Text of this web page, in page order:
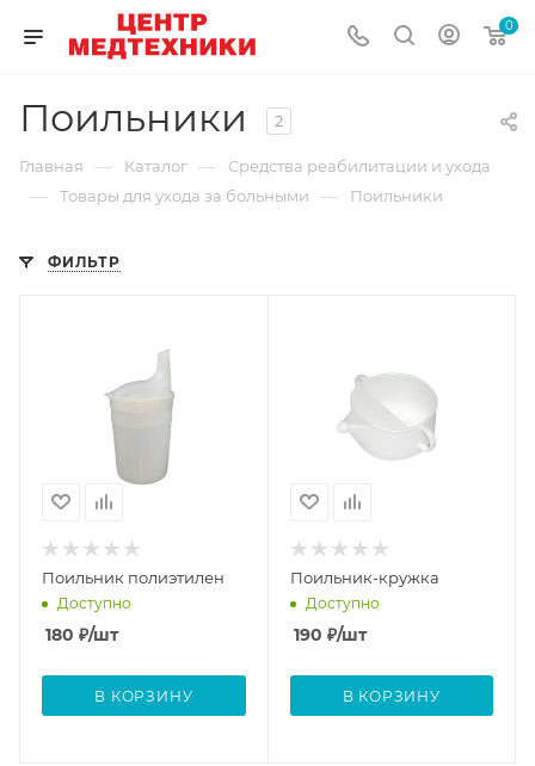
0
Поильники 2
Главная — Каталог — Средства реабилитации и ухода
— Товары для ухода за больными — Поильники
ФИЛЬТР
Поильник полиэтилен
Доступно
180 ₽/шт
В КОРЗИНУ
Поильник-кружка
Доступно
190 ₽/шт
В КОРЗИНУ